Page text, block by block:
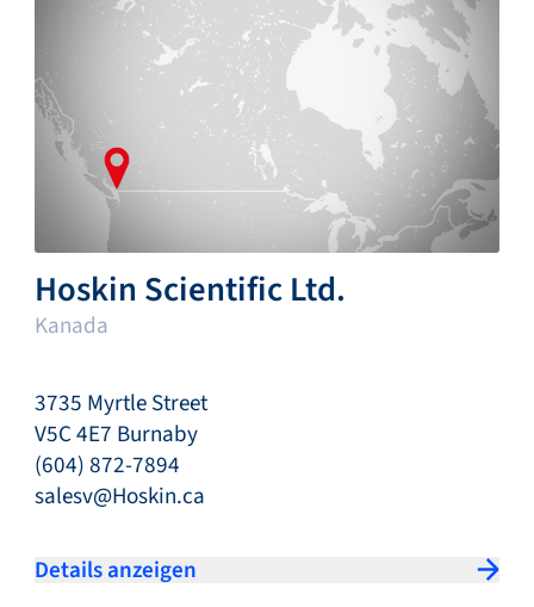
Hoskin Scientific Ltd.
Kanada
3735 Myrtle Street
V5C 4E7 Burnaby
(604) 872-7894
salesv@Hoskin.ca
Details anzeigen